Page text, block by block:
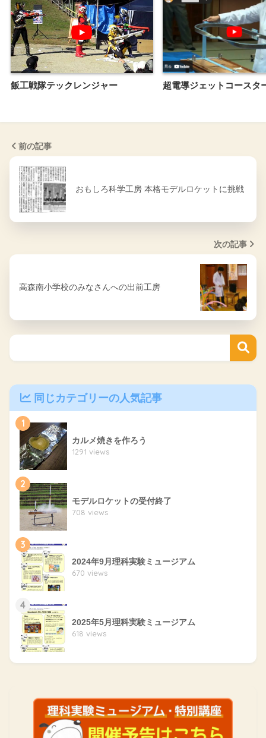
飯工戦隊テックレンジャー 超電導ジェットコースタ
前の記事
おもしろ科学工房 本格モデルロケットに挑戦
次の記事
高森南小学校のみなさんへの出前工房
同じカテゴリーの人気記事
1
カルメ焼きを作ろう
1291 views
2
モデルロケットの受付終了
708 views
3
2024年9月理科実験ミュージアム
670 views
4
2025年5月理科実験ミュージアム
618 views